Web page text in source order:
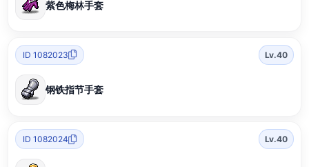
紫色梅林手套
ID 1082023 Lv.40
钢铁指节手套
ID 1082024 Lv.40